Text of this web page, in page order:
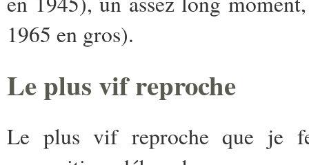
1965 en gros).
Le plus vif reproche
Le plus vif reproche que je